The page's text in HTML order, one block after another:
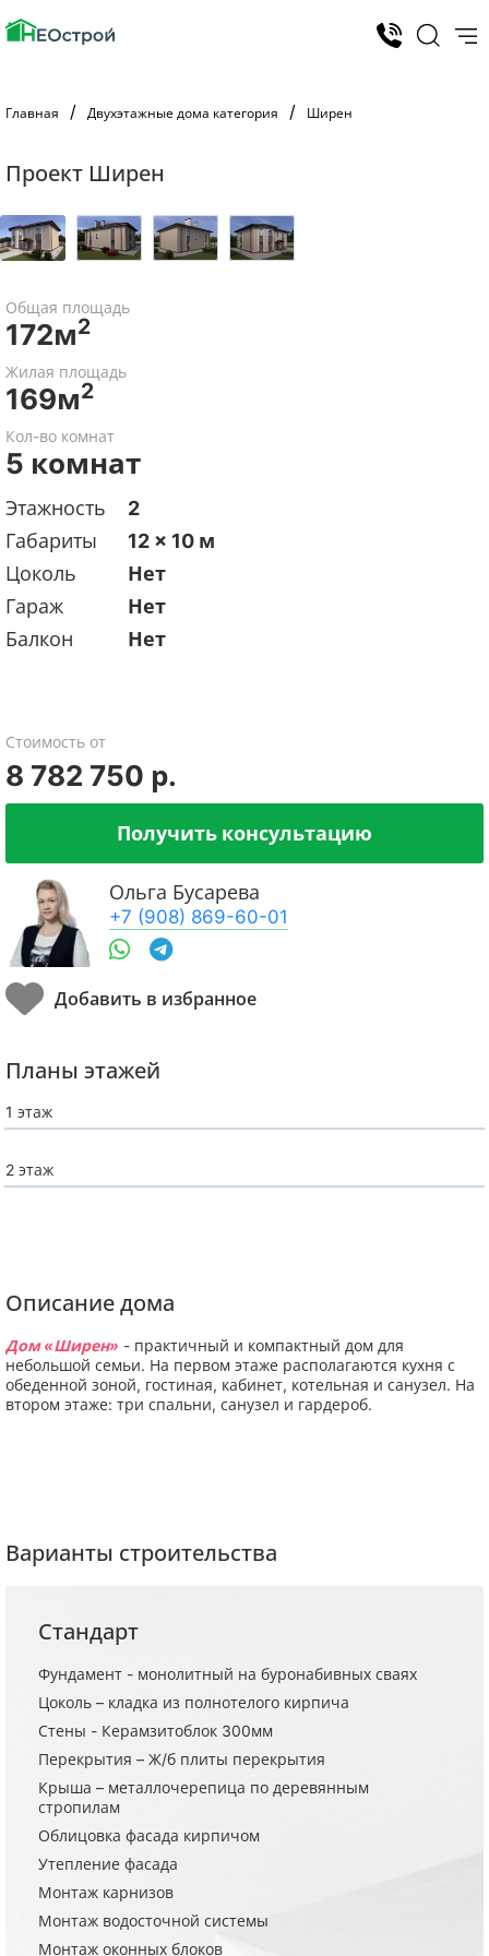
Главная Двухэтажные дома категория Ширен
Проект Ширен
Общая площадь
172м2
Жилая площадь
169м2
Кол-во комнат
5 комнат
Этажность
2
Габариты
12 x 10 м
Цоколь
Нет
Гараж
Нет
Балкон
Нет
Стоимость от
8 782 750 р.
Получить консультацию
Ольга Бусарева
+7 (908) 869-60-01
Планы этажей
1 этаж
2 этаж
Описание дома
Дом «Ширен» - практичный и компактный дом для
небольшой семьи. На первом этаже располагаются кухня с
обеденной зоной, гостиная, кабинет, котельная и санузел. На
втором этаже: три спальни, санузел и гардероб.
Варианты строительства
Стандарт
Фундамент - монолитный на буронабивных сваях
Цоколь – кладка из полнотелого кирпича
Стены - Керамзитоблок 300мм
Перекрытия – Ж/б плиты перекрытия
Крыша – металлочерепица по деревянным
стропилам
Облицовка фасада кирпичом
Утепление фасада
Монтаж карнизов
Монтаж водосточной системы
Монтаж оконных блоков